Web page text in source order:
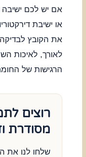
אם יש לכם ישיבה
או ישיבת
את הקובץ
לאורך, לאיכות
הרגישות של
רוצים
מסודרת
שלחו לנו את